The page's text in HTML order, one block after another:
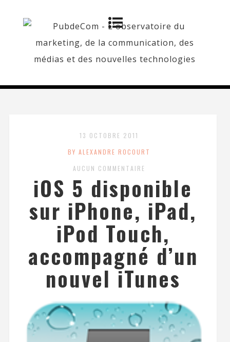
13 OCTOBRE 2011
BY ALEXANDRE ROCOURT
AUCUN COMMENTAIRE
iOS 5 disponible
sur iPhone, iPad,
iPod Touch,
accompagné d’un
nouvel iTunes